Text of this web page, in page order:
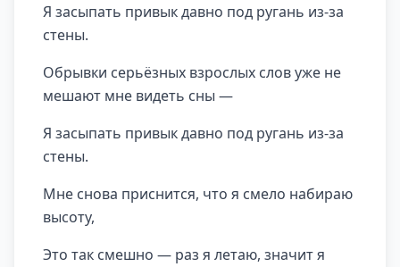
Я засыпать привык давно под ругань из-за
стены.
Обрывки серьёзных взрослых слов уже не
мешают мне видеть сны —
Я засыпать привык давно под ругань из-за
стены.
Мне снова приснится, что я смело набираю
высоту,
Это так смешно — раз я летаю, значит я